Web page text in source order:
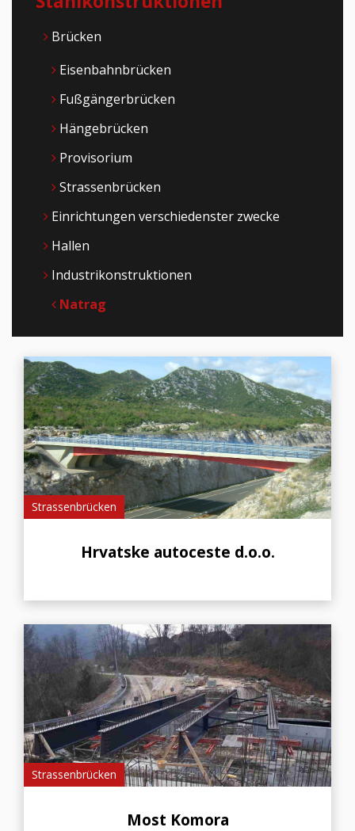
Brücken
Eisenbahnbrücken
Fußgängerbrücken
Hängebrücken
Provisorium
Strassenbrücken
Einrichtungen verschiedenster zwecke
Hallen
Industrikonstruktionen
Natrag
Strassenbrücken
Hrvatske autoceste d.o.o.
Strassenbrücken
Most Komora